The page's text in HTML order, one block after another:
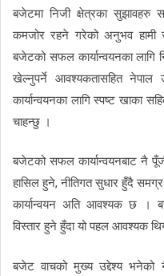
बजेटमा निजी क्षेत्रका सुझावहरु
कमजोर रहने गरेको अनुभव
बजेटको सफल कार्यान्वयनका लागि
खेल्नुपर्ने आवश्यकतासहित नेपाल
कार्यान्वयनका लागि स्पष्ट खाका
चाहन्छु ।
बजेटको सफल कार्यान्वयनबाट नै
हासिल हुने, नीतिगत सुधार हुँदै
कार्यान्वयन अति आवश्यक छ ।
विस्तार हुने हुँदा यो पहल आवश्यक
बजेट वाचको मुख्य उद्देश्य भनेको नै